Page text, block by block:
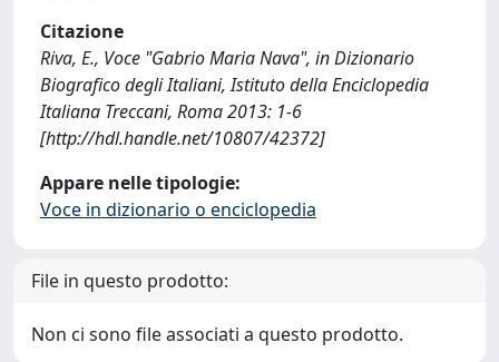
Citazione
Riva, E., Voce "Gabrio Maria Nava", in Dizionario
Biografico degli Italiani, Istituto della Enciclopedia
Italiana Treccani, Roma 2013: 1-6
[http://hdl.handle.net/10807/42372]
Appare nelle tipologie:
Voce in dizionario o enciclopedia
File in questo prodotto:
Non ci sono file associati a questo prodotto.